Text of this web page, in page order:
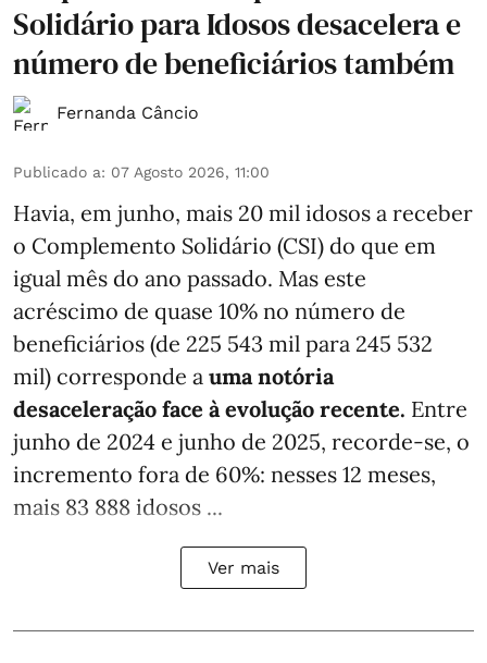
Solidário para Idosos desacelera e
número de beneficiários também
Fernanda Câncio
Publicado a: 07 Agosto 2026, 11:00
Havia, em junho, mais 20 mil idosos a receber
o Complemento Solidário (CSI) do que em
igual mês do ano passado. Mas este
acréscimo de quase 10% no número de
beneficiários (de 225 543 mil para 245 532
mil) corresponde a uma notória
desaceleração face à evolução recente. Entre
junho de 2024 e junho de 2025, recorde-se, o
incremento fora de 60%: nesses 12 meses,
mais 83 888 idosos ...
Ver mais